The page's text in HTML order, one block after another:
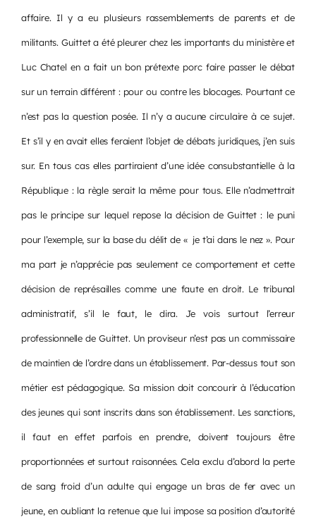
affaire. Il y a eu plusieurs rassemblements de parents et de
militants. Guittet a été pleurer chez les importants du ministère et
Luc Chatel en a fait un bon prétexte porc faire passer le débat
sur un terrain différent : pour ou contre les blocages. Pourtant ce
n’est pas la question posée. Il n’y a aucune circulaire à ce sujet.
Et s’il y en avait elles feraient l’objet de débats juridiques, j’en suis
sur. En tous cas elles partiraient d’une idée consubstantielle à la
République : la règle serait la même pour tous. Elle n’admettrait
pas le principe sur lequel repose la décision de Guittet : le puni
pour l’exemple, sur la base du délit de « je t’ai dans le nez ». Pour
ma part je n’apprécie pas seulement ce comportement et cette
décision de représailles comme une faute en droit. Le tribunal
administratif, s’il le faut, le dira. Je vois surtout l’erreur
professionnelle de Guittet. Un proviseur n’est pas un commissaire
de maintien de l’ordre dans un établissement. Par-dessus tout son
métier est pédagogique. Sa mission doit concourir à l’éducation
des jeunes qui sont inscrits dans son établissement. Les sanctions,
il faut en effet parfois en prendre, doivent toujours être
proportionnées et surtout raisonnées. Cela exclu d’abord la perte
de sang froid d’un adulte qui engage un bras de fer avec un
jeune, en oubliant la retenue que lui impose sa position d’autorité